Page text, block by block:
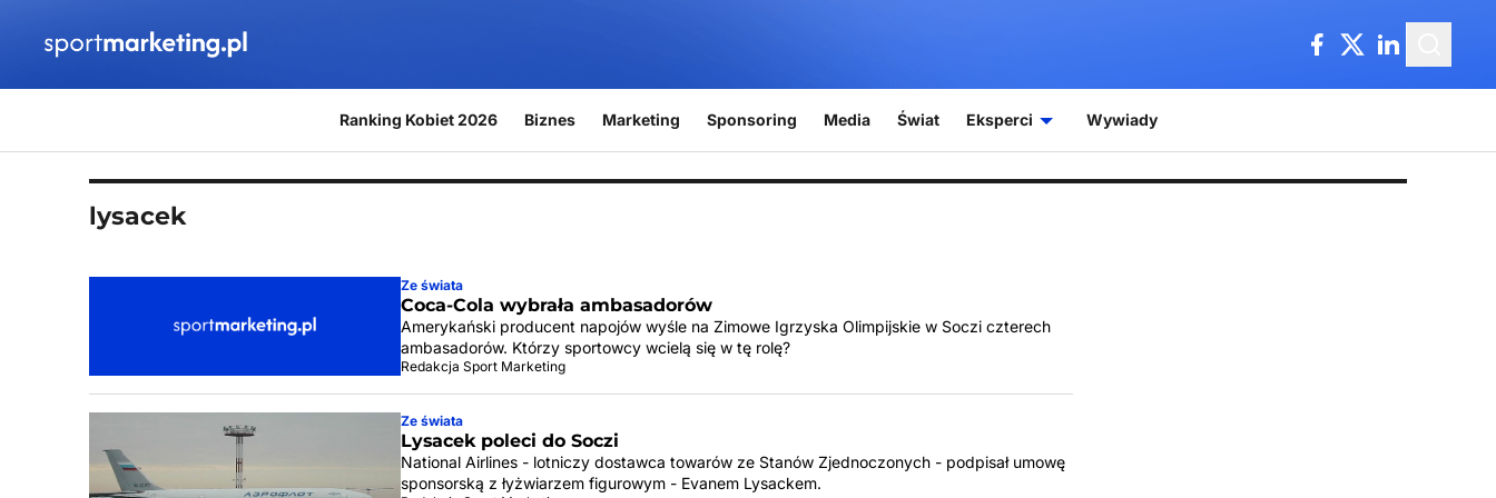
Ranking Kobiet 2026 Biznes Marketing Sponsoring Media Świat Eksperci Wywiady
lysacek
Ze świata
Coca-Cola wybrała ambasadorów
Amerykański producent napojów wyśle na Zimowe Igrzyska Olimpijskie w Soczi czterech
ambasadorów. Którzy sportowcy wcielą się w tę rolę?
Redakcja Sport Marketing
Ze świata
Lysacek poleci do Soczi
National Airlines - lotniczy dostawca towarów ze Stanów Zjednoczonych - podpisał umowę
sponsorską z łyżwiarzem figurowym - Evanem Lysackem.